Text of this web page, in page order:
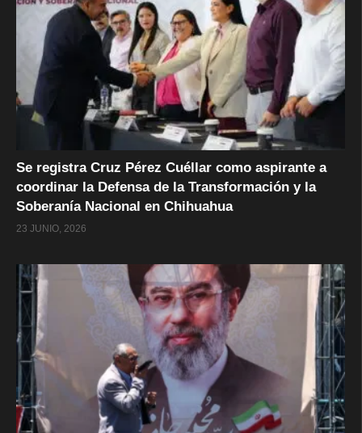
Se registra Cruz Pérez Cuéllar como aspirante a
coordinar la Defensa de la Transformación y la
Soberanía Nacional en Chihuahua
23 JUNIO, 2026